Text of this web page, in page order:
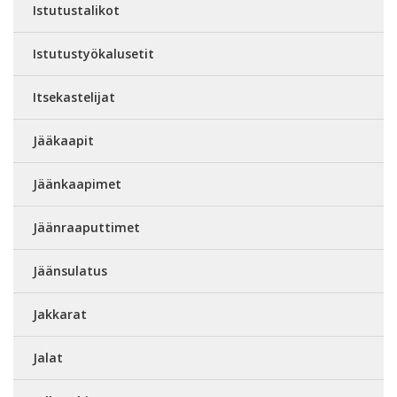
Istutustalikot
Istutustyökalusetit
Itsekastelijat
Jääkaapit
Jäänkaapimet
Jäänraaputtimet
Jäänsulatus
Jakkarat
Jalat